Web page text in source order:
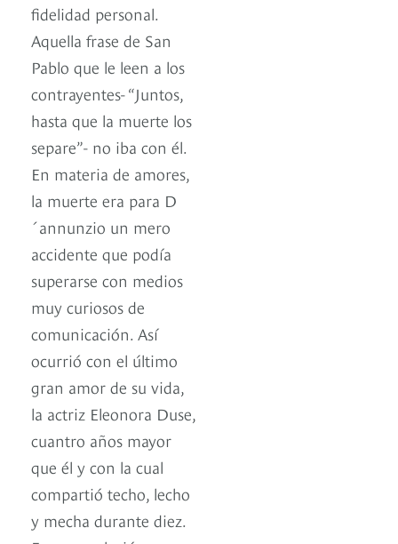
fidelidad personal.
Aquella frase de San
Pablo que le leen a los
contrayentes- “Juntos,
hasta que la muerte los
separe”- no iba con él.
En materia de amores,
la muerte era para D
´annunzio un mero
accidente que podía
superarse con medios
muy curiosos de
comunicación. Así
ocurrió con el último
gran amor de su vida,
la actriz Eleonora Duse,
cuantro años mayor
que él y con la cual
compartió techo, lecho
y mecha durante diez.